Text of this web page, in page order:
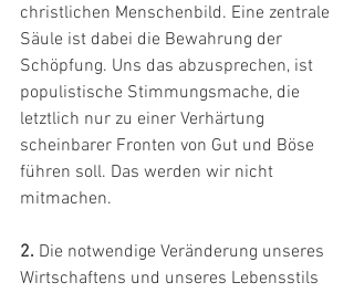
christlichen Menschenbild. Eine zentrale
Säule ist dabei die Bewahrung der
Schöpfung. Uns das abzusprechen, ist
populistische Stimmungsmache, die
letztlich nur zu einer Verhärtung
scheinbarer Fronten von Gut und Böse
führen soll. Das werden wir nicht
mitmachen.
2. Die notwendige Veränderung unseres
Wirtschaftens und unseres Lebensstils